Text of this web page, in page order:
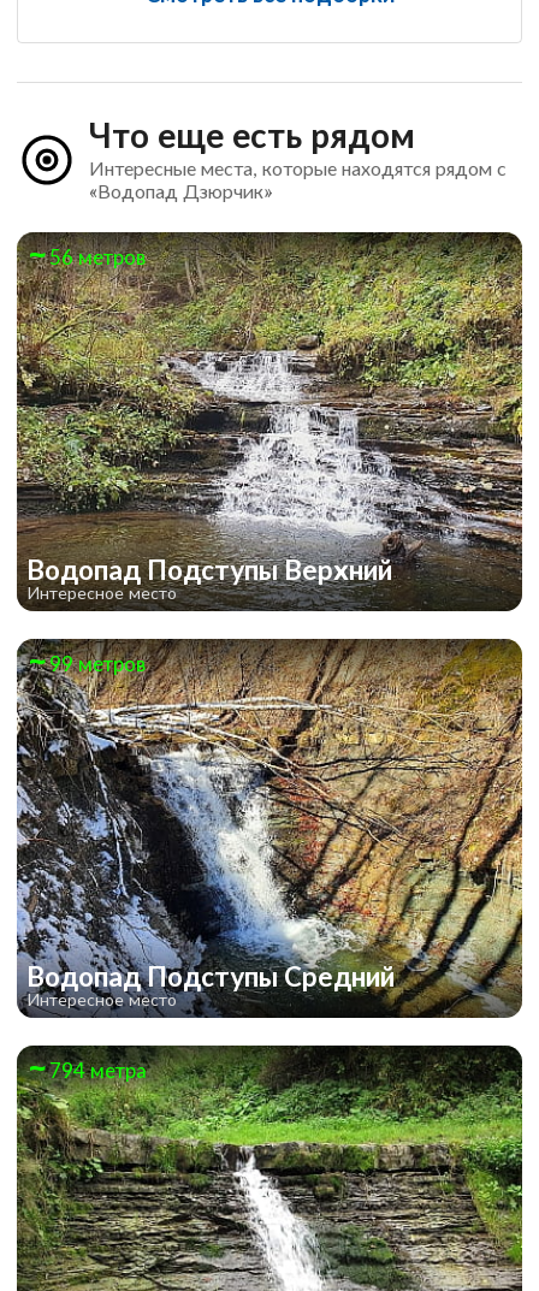
Что еще есть рядом
Интересные места, которые находятся рядом с
«Водопад Дзюрчик»
56 метров
Водопад Подступы Верхний
Интересное место
99 метров
Водопад Подступы Средний
Интересное место
794 метра